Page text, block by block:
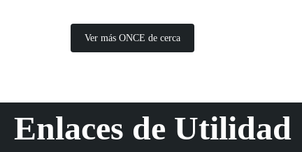
Ver más ONCE de cerca
Enlaces de Utilidad